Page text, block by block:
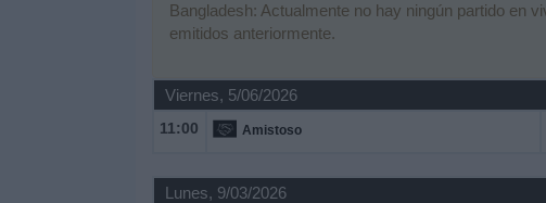
Bangladesh: Actualmente no hay ningún partido en
emitidos anteriormente.
Viernes, 5/06/2026
11:00 Amistoso
Lunes, 9/03/2026